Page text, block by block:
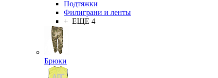
Подтяжки
Филиграни и ленты
+ ЕЩЕ 4
Брюки